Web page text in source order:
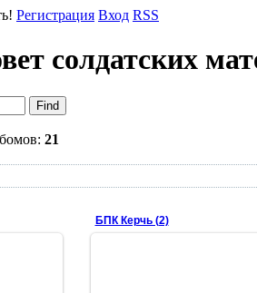
Регистрация Вход RSS
солдатских
21
БПК Керчь (2)